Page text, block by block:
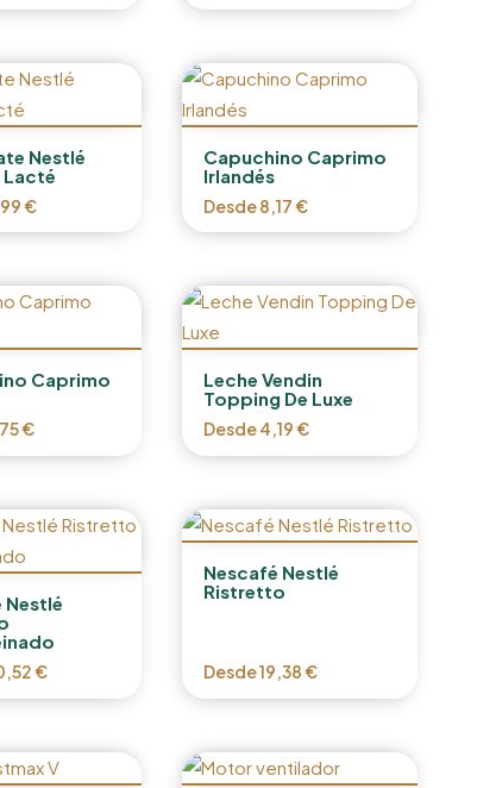
Nestlé
Lacté
€
Capuchino Caprimo
Irlandés
Desde8,17€
Caprimo
€
Leche Vendin
Topping De Luxe
Desde4,19€
Nestlé
€
Nescafé Nestlé
Ristretto
Desde19,38€